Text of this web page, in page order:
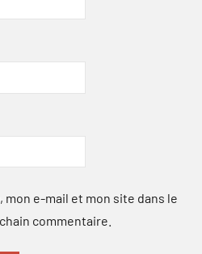
e-mail et mon site dans le
commentaire.